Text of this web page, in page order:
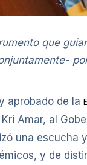
que
aprobado de la
Kri Amar, al
una escucha
y de